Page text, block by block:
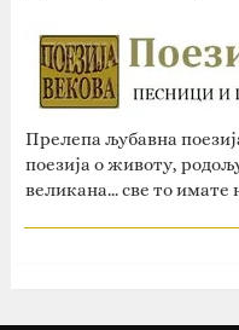
Прелепа љубавна
поезија о животу,
великана... све то имате